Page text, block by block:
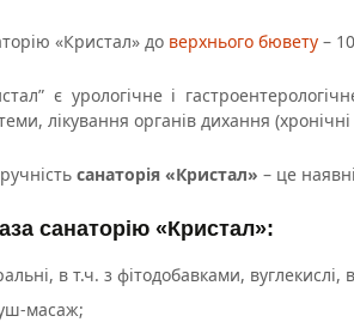
«Кристал» до верхнього бювету–
є урологічне і
лікування органів дихання
санаторія «Кристал» – це
санаторію «Кристал»:
в т.ч. з фітодобавками, вуглекислі,
масаж;